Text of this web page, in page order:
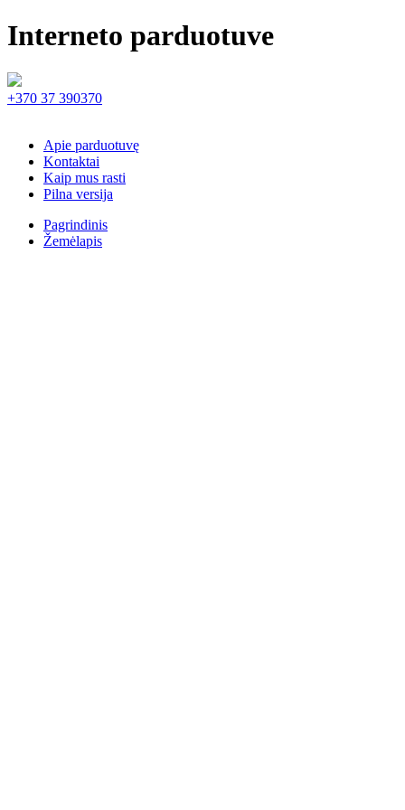
Interneto parduotuve
+370 37 390370
Apie parduotuvę
Kontaktai
Kaip mus rasti
Pilna versija
Pagrindinis
Žemėlapis